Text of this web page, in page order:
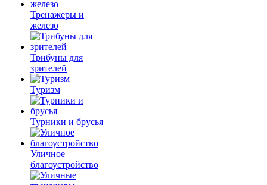
Тренажеры и
железо
Трибуны для
зрителей
Туризм
Турники и брусья
Уличное
благоустройство